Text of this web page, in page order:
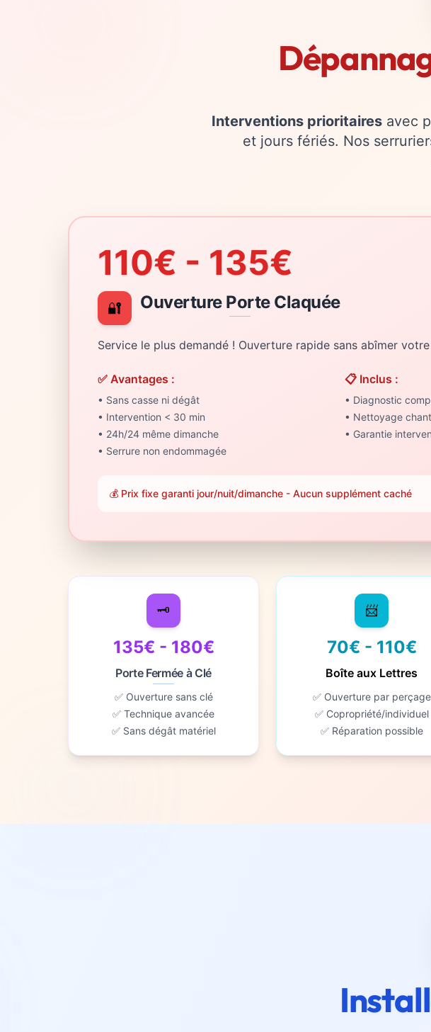
Interventions prioritaires avec
et jours fériés. Nos
110€ - 135€
🔐 Ouverture Porte Claquée
Service le plus demandé ! Ouverture rapide sans abîmer
✅ Avantages :
• Sans casse ni dégât
• Intervention < 30 min
• 24h/24 même dimanche
• Serrure non endommagée
📋 Inclus :
• Diagnostic
• Nettoyage
• Garantie
💰 Prix fixe garanti jour/nuit/dimanche - Aucun supplément caché
🗝️
135€ - 180€
Porte Fermée à Clé
✅ Ouverture sans clé
✅ Technique avancée
✅ Sans dégât matériel
📨
70€ - 110€
Boîte aux Lettres
✅ Ouverture par perçage
✅ Copropriété/individuel
✅ Réparation possible